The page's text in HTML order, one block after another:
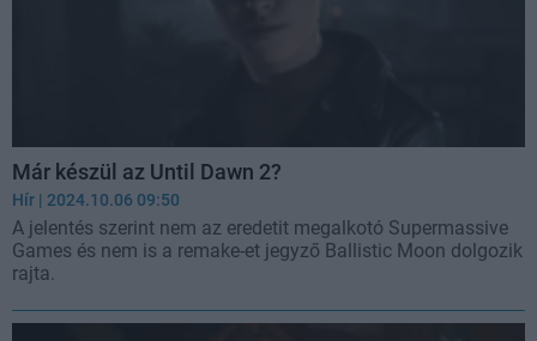
Már készül az Until Dawn 2?
Hír | 2024.10.06 09:50
A jelentés szerint nem az eredetit megalkotó Supermassive
Games és nem is a remake-et jegyző Ballistic Moon dolgozik
rajta.